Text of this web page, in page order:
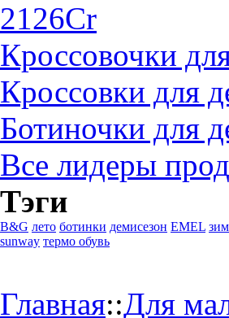
2126Cr
Кроссовочки
Кроссовки для
Ботиночки для
Все лидеры
Тэги
B&G лето ботинки демисезон EMEL
sunway термо обувь
Главная::Для